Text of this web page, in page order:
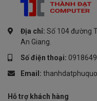
Địa chỉ: Số 104 đường
An Giang.
Số điện thoại:
Email:
Hỗ trợ khách hàng